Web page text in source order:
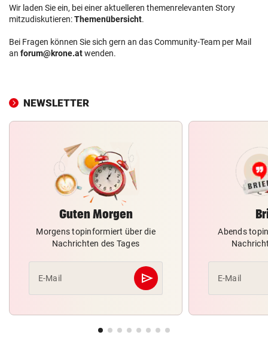
Wir laden Sie ein, bei einer aktuelleren themenrelevanten Story
mitzudiskutieren:Themenübersicht.
Bei Fragen können Sie sich gern an das Community-Team per Mail
an forum@krone.atwenden.
NEWSLETTER
Guten Morgen
Morgens topinformiert über die
Nachrichten des Tages
E-Mail send
Abschicken
Abends
E-Mail